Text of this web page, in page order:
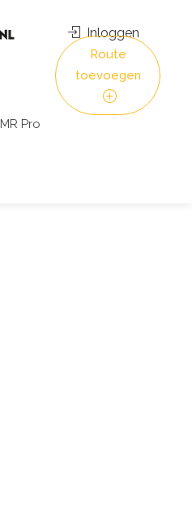
MR Pro
Inloggen
Route
toevoegen